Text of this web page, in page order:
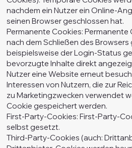
nachdem ein Nutzer ein Online-
seinen Browser geschlossen hat.
Permanente Cookies: Permanente
nach dem Schließen des
beispielsweise der Login-Status
bevorzugte Inhalte direkt
Nutzer eine Website erneut
Interessen von Nutzern, die zur
zu Marketingzwecken verwendet
Cookie gespeichert werden.
First-Party-Cookies: First-Party-
selbst gesetzt.
Third-Party-Cookies (auch: